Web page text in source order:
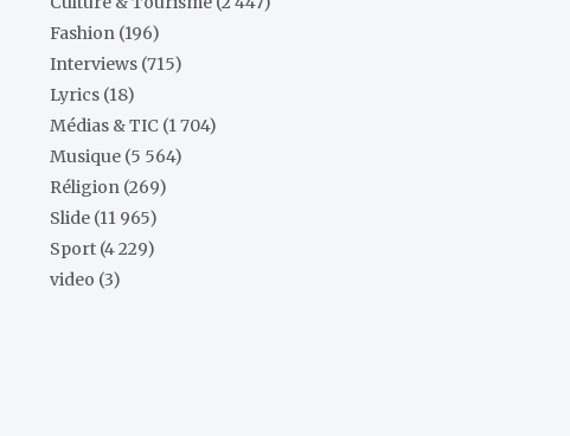
Fashion (196)
Interviews (715)
Lyrics (18)
Médias & TIC (1 704)
Musique (5 564)
Réligion (269)
Slide (11 965)
Sport (4 229)
video (3)